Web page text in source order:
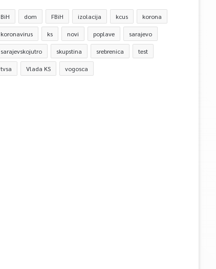
BiH dom FBiH izolacija kcus korona
koronavirus ks novi poplave sarajevo
sarajevskojutro skupstina srebrenica test
tvsa Vlada KS vogosca